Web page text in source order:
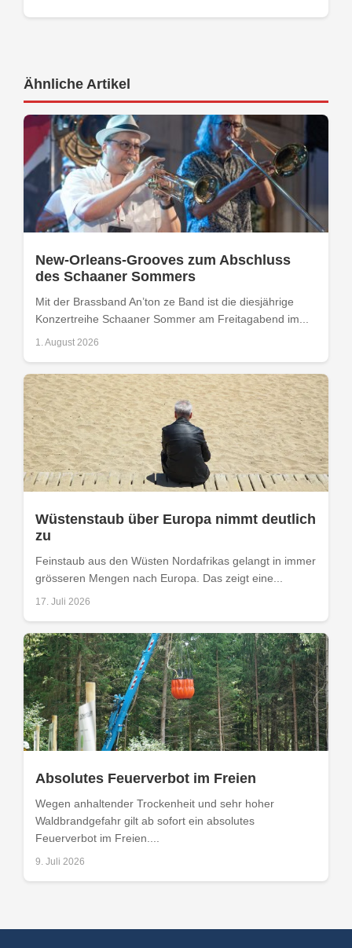
Ähnliche Artikel
New-Orleans-Grooves zum Abschluss
des Schaaner Sommers
Mit der Brassband An’ton ze Band ist die diesjährige
Konzertreihe Schaaner Sommer am Freitagabend im...
1. August 2026
Wüstenstaub über Europa nimmt deutlich
zu
Feinstaub aus den Wüsten Nordafrikas gelangt in immer
grösseren Mengen nach Europa. Das zeigt eine...
17. Juli 2026
Absolutes Feuerverbot im Freien
Wegen anhaltender Trockenheit und sehr hoher
Waldbrandgefahr gilt ab sofort ein absolutes
Feuerverbot im Freien....
9. Juli 2026